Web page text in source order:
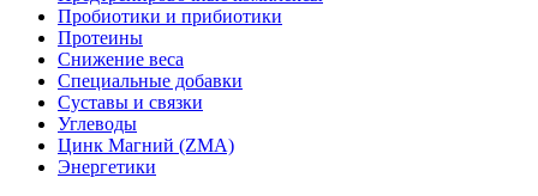
Пробиотики и прибиотики
Протеины
Снижение веса
Специальные добавки
Суставы и связки
Углеводы
Цинк Магний (ZMA)
Энергетики